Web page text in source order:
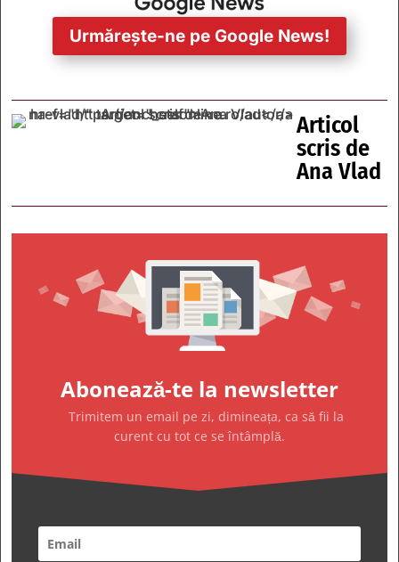
Urmărește-ne pe Google News!
Articol
scris de
Ana Vlad
Abonează-te la newsletter
Trimitem un email pe zi, dimineața, ca să fii la
curent cu tot ce se întâmplă.